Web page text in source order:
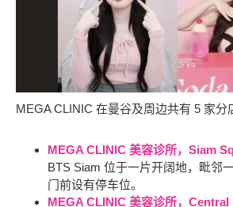
MEGA CLINIC 在曼谷及周边共有 5 家分
MEGA CLINIC 美容诊所，Siam
BTS Siam 位于一片开阔地，毗邻
门前设有停车位。
MEGA CLINIC 美容诊所，